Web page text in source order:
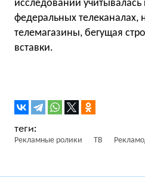
исследовании
федеральных телеканалах,
телемагазины, бегущая
вставки.
Рекламные ролики ТВ